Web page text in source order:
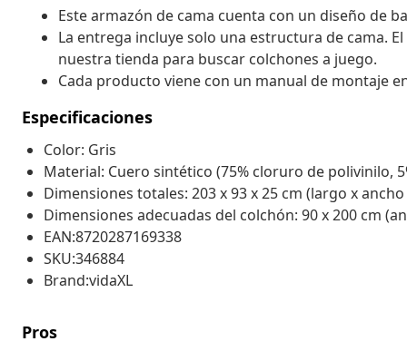
Este armazón de cama cuenta con un diseño de
La entrega incluye solo una estructura de cama.
nuestra tienda para buscar colchones a juego.
Cada producto viene con un manual de montaje
Especificaciones
Color: Gris
Material: Cuero sintético (75% cloruro de polivinilo,
Dimensiones totales: 203 x 93 x 25 cm (largo x
Dimensiones adecuadas del colchón: 90 x 200 cm
EAN:8720287169338
SKU:346884
Brand:vidaXL
Pros